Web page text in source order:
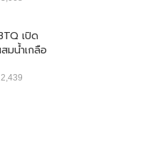
เปิด
มน้ำเกลือ
2,439